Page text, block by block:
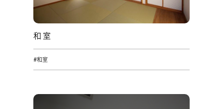
和室
#和室